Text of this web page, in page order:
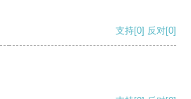
支持[0] 反对[0]